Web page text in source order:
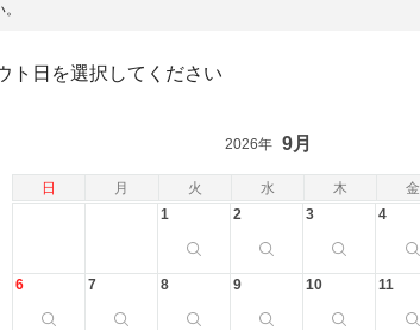
ト日を選択してください
日 月 火 水 木 金
2026年 9月
1 2 3 4
6 7 8 9 10 11